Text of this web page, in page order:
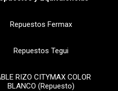
Repuestos Fermax
Repuestos Tegui
RIZO CITYMAX COLOR
BLANCO (Repuesto)